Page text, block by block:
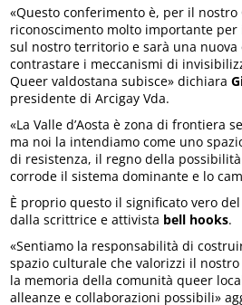
«Questo conferimento è, per il nostro
riconoscimento molto importante per
sul nostro territorio e sarà una nuova
contrastare i meccanismi di
Queer valdostana subisce» dichiara
presidente di Arcigay Vda.
«La Valle d’Aosta è zona di frontiera
ma noi la intendiamo come uno
di resistenza, il regno della
corrode il sistema dominante e lo
È proprio questo il significato vero
dalla scrittrice e attivista bell hooks.
«Sentiamo la responsabilità di
spazio culturale che valorizzi il
la memoria della comunità queer
alleanze e collaborazioni possibili»